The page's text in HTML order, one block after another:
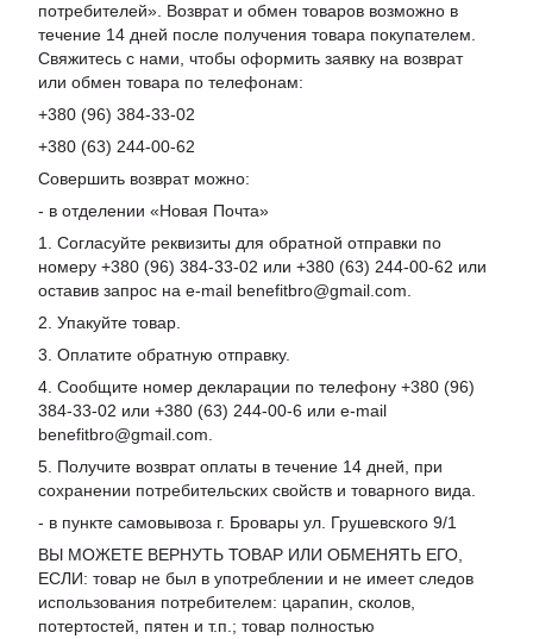
потребителей». Возврат и обмен товаров возможно в
течение 14 дней после получения товара покупателем.
Свяжитесь с нами, чтобы оформить заявку на возврат
или обмен товара по телефонам:
+380 (96) 384-33-02
+380 (63) 244-00-62
Совершить возврат можно:
- в отделении «Новая Почта»
1. Согласуйте реквизиты для обратной отправки по
номеру +380 (96) 384-33-02 или +380 (63) 244-00-62 или
оставив запрос на e-mail benefitbro@gmail.com.
2. Упакуйте товар.
3. Оплатите обратную отправку.
4. Сообщите номер декларации по телефону +380 (96)
384-33-02 или +380 (63) 244-00-6 или e-mail
benefitbro@gmail.com.
5. Получите возврат оплаты в течение 14 дней, при
сохранении потребительских свойств и товарного вида.
- в пункте самовывоза г. Бровары ул. Грушевского 9/1
ВЫ МОЖЕТЕ ВЕРНУТЬ ТОВАР ИЛИ ОБМЕНЯТЬ ЕГО,
ЕСЛИ: товар не был в употреблении и не имеет следов
использования потребителем: царапин, сколов,
потертостей, пятен и т.п.; товар полностью